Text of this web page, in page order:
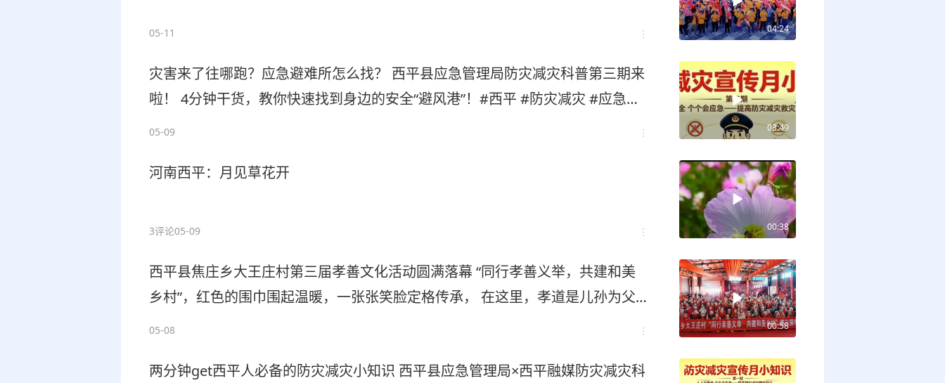
05-11 04:24
灾害来了往哪跑？应急避难所怎么找？ 西平县应急管理局防灾减灾科普第三期来
啦！ 4分钟干货，教你快速找到身边的安全“避风港”！#西平 #防灾减灾 #应急避
05-09 03:49
河南西平：月见草花开
3评论05-09 00:38
西平县焦庄乡大王庄村第三届孝善文化活动圆满落幕 “同行孝善义举，共建和美
乡村”，红色的围巾围起温暖，一张张笑脸定格传承， 在这里，孝道是儿孙为父
母敬上的一杯热茶，是邻里间一句贴心的问候，更是刻在大王庄骨子里的淳朴乡
晶晶
05-08 00:58
两分钟get西平人必备的防灾减灾小知识 西平县应急管理局×西平融媒防灾减灾科